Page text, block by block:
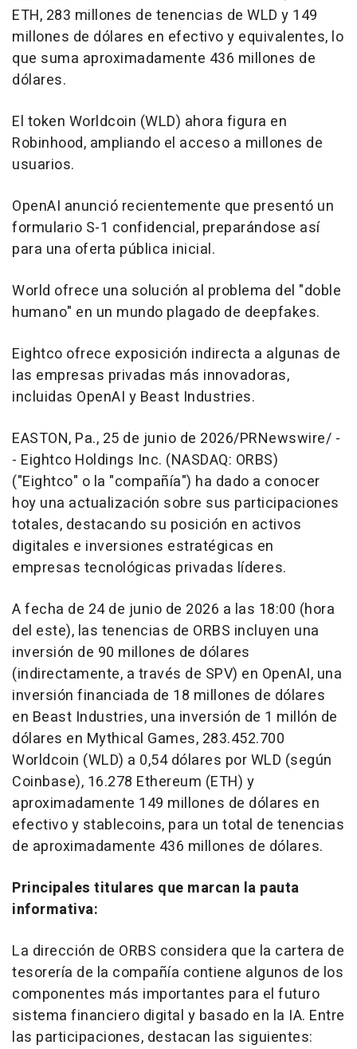
ETH, 283 millones de tenencias de WLD y 149
millones de dólares en efectivo y equivalentes, lo
que suma aproximadamente 436 millones de
dólares.
El token Worldcoin (WLD) ahora figura en
Robinhood, ampliando el acceso a millones de
usuarios.
OpenAI anunció recientemente que presentó un
formulario S-1 confidencial, preparándose así
para una oferta pública inicial.
World ofrece una solución al problema del "doble
humano" en un mundo plagado de deepfakes.
Eightco ofrece exposición indirecta a algunas de
las empresas privadas más innovadoras,
incluidas OpenAI y Beast Industries.
EASTON, Pa., 25 de junio de 2026/PRNewswire/ -
- Eightco Holdings Inc. (NASDAQ: ORBS)
("Eightco" o la "compañía") ha dado a conocer
hoy una actualización sobre sus participaciones
totales, destacando su posición en activos
digitales e inversiones estratégicas en
empresas tecnológicas privadas líderes.
A fecha de 24 de junio de 2026 a las 18:00 (hora
del este), las tenencias de ORBS incluyen una
inversión de 90 millones de dólares
(indirectamente, a través de SPV) en OpenAI, una
inversión financiada de 18 millones de dólares
en Beast Industries, una inversión de 1 millón de
dólares en Mythical Games, 283.452.700
Worldcoin (WLD) a 0,54 dólares por WLD (según
Coinbase), 16.278 Ethereum (ETH) y
aproximadamente 149 millones de dólares en
efectivo y stablecoins, para un total de tenencias
de aproximadamente 436 millones de dólares.
Principales titulares que marcan la pauta
informativa:
La dirección de ORBS considera que la cartera de
tesorería de la compañía contiene algunos de los
componentes más importantes para el futuro
sistema financiero digital y basado en la IA. Entre
las participaciones, destacan las siguientes: